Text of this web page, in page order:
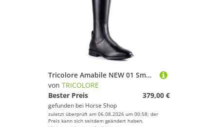
Tricolore Amabile NEW 01 Smooth Glattleder Reitstiefel by DeNiro
von TRICOLORE
Bester Preis
379,00 €
gefunden bei Horse Shop
zuletzt überprüft am 06.08.2026 um 00:58; der
Preis kann sich seitdem geändert haben.